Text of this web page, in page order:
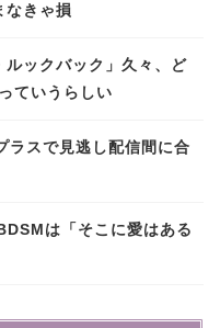
なきゃ損
ルックバック」久々、ど
ていうらしい
ラスで見逃し配信間に合
は「そこに愛はある